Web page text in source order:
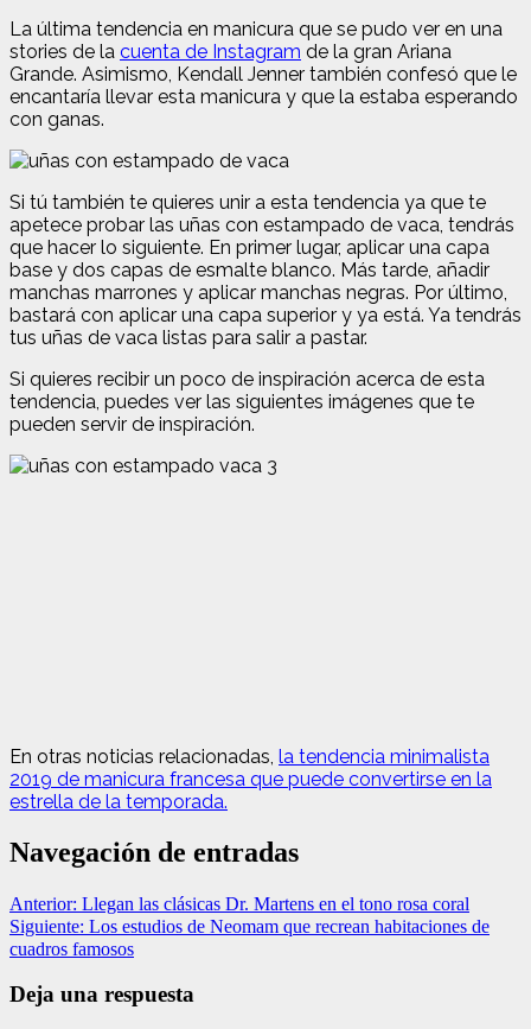
La última tendencia en manicura que se pudo ver en una
stories de la cuenta de Instagram de la gran Ariana
Grande. Asimismo, Kendall Jenner también confesó que le
encantaría llevar esta manicura y que la estaba esperando
con ganas.
Si tú también te quieres unir a esta tendencia ya que te
apetece probar las uñas con estampado de vaca, tendrás
que hacer lo siguiente. En primer lugar, aplicar una capa
base y dos capas de esmalte blanco. Más tarde, añadir
manchas marrones y aplicar manchas negras. Por último,
bastará con aplicar una capa superior y ya está. Ya tendrás
tus uñas de vaca listas para salir a pastar.
Si quieres recibir un poco de inspiración acerca de esta
tendencia, puedes ver las siguientes imágenes que te
pueden servir de inspiración.
En otras noticias relacionadas, la tendencia minimalista
2019 de manicura francesa que puede convertirse en la
estrella de la temporada.
Navegación de entradas
Anterior: Llegan las clásicas Dr. Martens en el tono rosa coral
Siguiente: Los estudios de Neomam que recrean habitaciones de
cuadros famosos
Deja una respuesta